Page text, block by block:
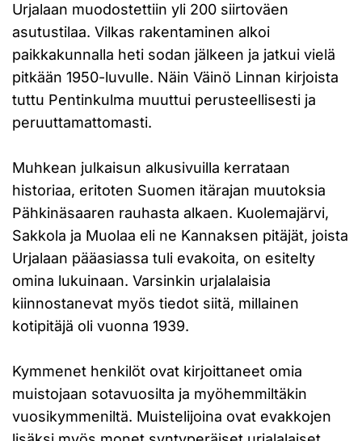
Urjalaan muodostettiin yli 200 siirtoväen
asutustilaa. Vilkas rakentaminen alkoi
paikkakunnalla heti sodan jälkeen ja jatkui vielä
pitkään 1950-luvulle. Näin Väinö Linnan kirjoista
tuttu Pentinkulma muuttui perusteellisesti ja
peruuttamattomasti.
Muhkean julkaisun alkusivuilla kerrataan
historiaa, eritoten Suomen itärajan muutoksia
Pähkinäsaaren rauhasta alkaen. Kuolemajärvi,
Sakkola ja Muolaa eli ne Kannaksen pitäjät, joista
Urjalaan pääasiassa tuli evakoita, on esitelty
omina lukuinaan. Varsinkin urjalalaisia
kiinnostanevat myös tiedot siitä, millainen
kotipitäjä oli vuonna 1939.
Kymmenet henkilöt ovat kirjoittaneet omia
muistojaan sotavuosilta ja myöhemmiltäkin
vuosikymmeniltä. Muistelijoina ovat evakkojen